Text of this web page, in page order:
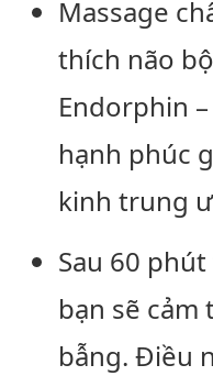
Massage
thích não
Endorphin
hạnh phúc
kinh trung
Sau 60
bạn sẽ
bẫng. Điều